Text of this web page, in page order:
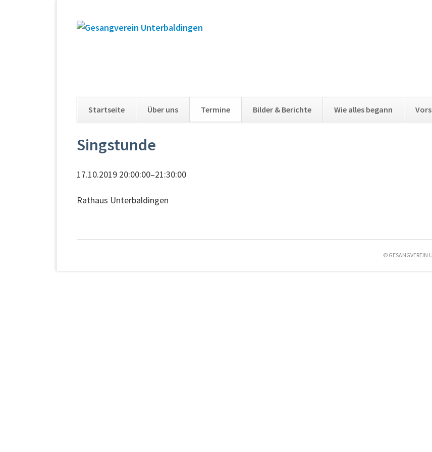
Startseite Über uns Termine Bilder & Berichte Wie alles begann
überspringen
Singstunde
17.10.2019 20:00:00–21:30:00
Rathaus Unterbaldingen
© GESANGVEREIN